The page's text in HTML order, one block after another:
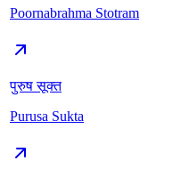
Poornabrahma Stotram
पुरुष सूक्त
Purusa Sukta